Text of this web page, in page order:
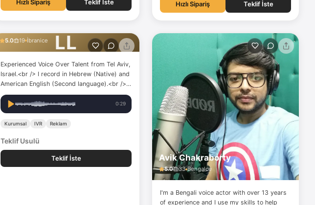
Hızlı Sipariş Teklif İste Hızlı Sipariş Teklif İste
LL
5.0 19 İbranice
Experienced Voice Over Talent from Tel Aviv,
Israel.<br /> I record in Hebrew (Native) and
American English (Second language).<br />
Very versatile and can perform in most
required styles.<br />
0:29
Kurumsal IVR Reklam
Teklif Usulü
Teklif İste Avik Chakraborty
5.0 33 Bengalce
I'm a Bengali voice actor with over 13 years
of experience and I use my skills to help